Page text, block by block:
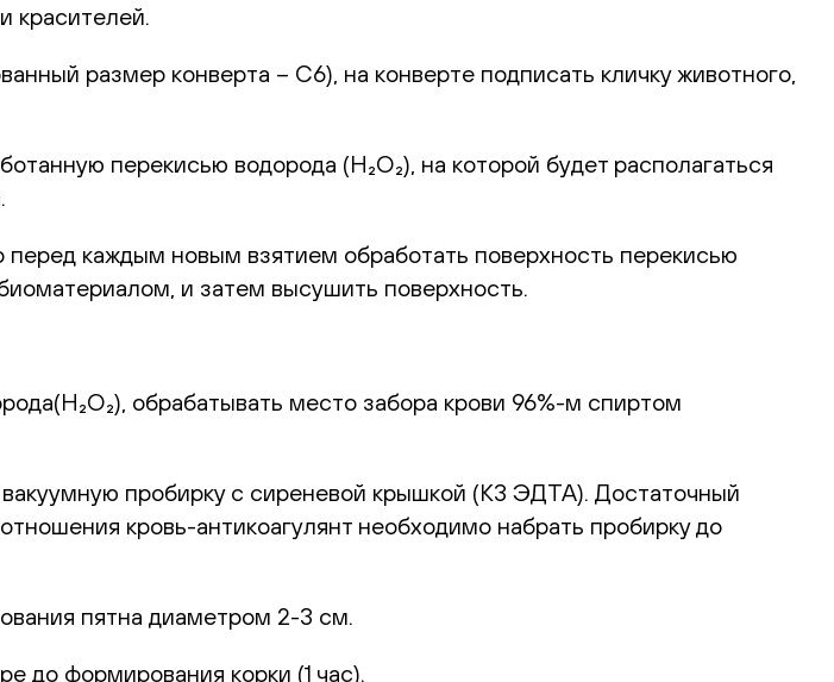
красителей.
размер конверта – С6), на конверте подписать кличку животного,
перекисью водорода (H₂O₂), на которой будет располагаться
каждым новым взятием обработать поверхность перекисью
и затем высушить поверхность.
обрабатывать место забора крови 96%-м спиртом
пробирку с сиреневой крышкой (К3 ЭДТА). Достаточный
кровь-антикоагулянт необходимо набрать пробирку до
пятна диаметром 2-3 см.
до формирования корки (1 час).